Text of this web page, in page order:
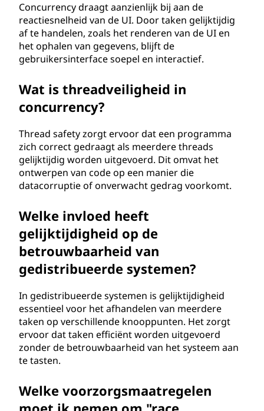
Concurrency draagt aanzienlijk bij aan de
reactiesnelheid van de UI. Door taken gelijktijdig
af te handelen, zoals het renderen van de UI en
het ophalen van gegevens, blijft de
gebruikersinterface soepel en interactief.
Wat is threadveiligheid in
concurrency?
Thread safety zorgt ervoor dat een programma
zich correct gedraagt als meerdere threads
gelijktijdig worden uitgevoerd. Dit omvat het
ontwerpen van code op een manier die
datacorruptie of onverwacht gedrag voorkomt.
Welke invloed heeft
gelijktijdigheid op de
betrouwbaarheid van
gedistribueerde systemen?
In gedistribueerde systemen is gelijktijdigheid
essentieel voor het afhandelen van meerdere
taken op verschillende knooppunten. Het zorgt
ervoor dat taken efficiënt worden uitgevoerd
zonder de betrouwbaarheid van het systeem aan
te tasten.
Welke voorzorgsmaatregelen